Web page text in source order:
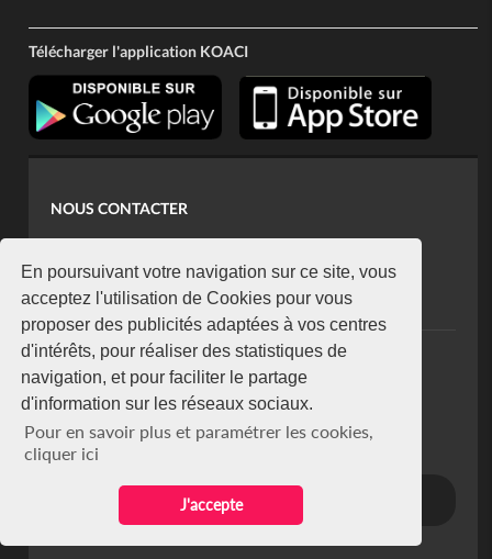
En poursuivant votre navigation sur ce site, vous
acceptez l'utilisation de Cookies pour vous
proposer des publicités adaptées à vos centres
d'intérêts, pour réaliser des statistiques de
navigation, et pour faciliter le partage
d'information sur les réseaux sociaux.
Pour en savoir plus et paramétrer les cookies,
cliquer ici
J'accepte
Télécharger l'application KOACI
NOUS CONTACTER
koaci@yahoo.fr
+225 07 08 85 52 93
NEWSLETTER
Restez connecté via notre newsletter
S'abonner
Se désabonner